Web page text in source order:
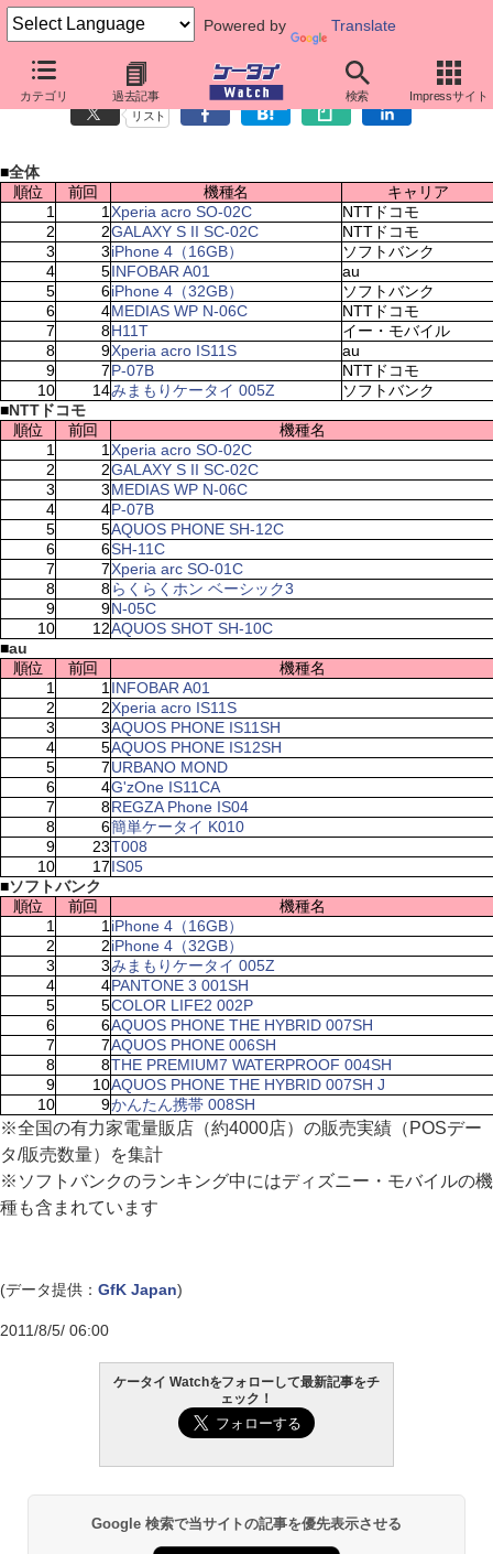
Powered by Translate
カテゴリ 過去記事 検索 Impressサイト
ケータイ売れ筋ランキング（7月25日～7月31日）
リスト
■全体
順位
前回 機種名
キャリア
1
1 Xperia acro SO-02C
NTTドコモ
2
2GALAXY S II SC-02C
NTTドコモ
3
3iPhone 4（16GB）
ソフトバンク
4
5INFOBAR A01
au
5
6iPhone 4（32GB）
ソフトバンク
6
4MEDIAS WP N-06C
NTTドコモ
7
8H11T
イー・モバイル
8
9Xperia acro IS11S
au
9
7P-07B
NTTドコモ
10
14みまもりケータイ 005Z
ソフトバンク
■NTTドコモ
順位
前回
機種名
1
1 Xperia acro SO-02C
2
2GALAXY S II SC-02C
3
3MEDIAS WP N-06C
4
4P-07B
5
5AQUOS PHONE SH-12C
6
6SH-11C
7
7Xperia arc SO-01C
8
8らくらくホン ベーシック3
9
9N-05C
10
12AQUOS SHOT SH-10C
■au
順位
前回
機種名
1
1 INFOBAR A01
2
2Xperia acro IS11S
3
3AQUOS PHONE IS11SH
4
5AQUOS PHONE IS12SH
5
7URBANO MOND
6
4G'zOne IS11CA
7
8REGZA Phone IS04
8
6簡単ケータイ K010
9
23T008
10
17IS05
■ソフトバンク
順位
前回
機種名
1
1 iPhone 4（16GB）
2
2iPhone 4（32GB）
3
3みまもりケータイ 005Z
4
4PANTONE 3 001SH
5
5COLOR LIFE2 002P
6
6AQUOS PHONE THE HYBRID 007SH
7
7AQUOS PHONE 006SH
8
8THE PREMIUM7 WATERPROOF 004SH
9
10AQUOS PHONE THE HYBRID 007SH J
10
9かんたん携帯 008SH
※全国の有力家電量販店（約4000店）の販売実績（POSデー
タ/販売数量）を集計
※ソフトバンクのランキング中にはディズニー・モバイルの機
種も含まれています
(データ提供： GfK Japan)
2011/8/5/ 06:00
ケータイ Watchをフォローして最新記事をチ
ェック！
Google 検索で当サイトの記事を優先表示させる